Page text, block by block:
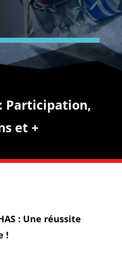
Participation,
et +
: Une réussite
!